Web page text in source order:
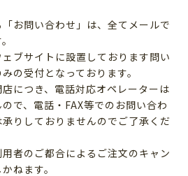
お問い合わせ」は、全てメールで
ブサイトに設置しております問い
の受付となっております。
につき、電話対応オペレーターは
で、電話・FAX等でのお問い合わ
りしておりませんのでご了承くだ
者のご都合によるご注文のキャン
ねます。